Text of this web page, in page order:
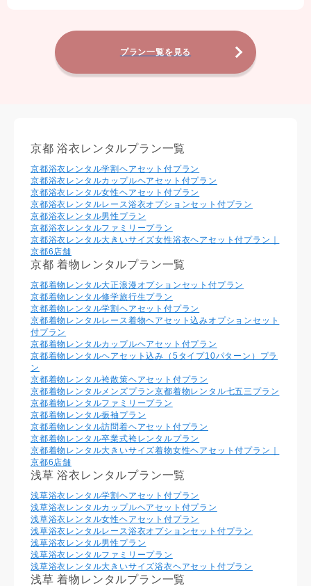
プラン一覧を見る
京都 浴衣レンタルプラン一覧
京都浴衣レンタル学割ヘアセット付プラン
京都浴衣レンタルカップルヘアセット付プラン
京都浴衣レンタル⼥性ヘアセット付プラン
京都浴衣レンタルレース浴衣オプションセット付プラン
京都浴衣レンタル男性プラン
京都浴衣レンタルファミリープラン
京都浴衣レンタル大きいサイズ女性浴衣ヘアセット付プラン｜
京都6店舗
京都 着物レンタルプラン一覧
京都着物レンタル大正浪漫オプションセット付プラン
京都着物レンタル修学旅行生プラン
京都着物レンタル学割ヘアセット付プラン
京都着物レンタルレース着物ヘアセット込みオプションセット
付プラン
京都着物レンタルカップルヘアセット付プラン
京都着物レンタルヘアセット込み（5タイプ10パターン）プラ
ン
京都着物レンタル袴散策ヘアセット付プラン
京都着物レンタルメンズプラン京都着物レンタル七五三プラン
京都着物レンタルファミリープラン
京都着物レンタル振袖プラン
京都着物レンタル訪問着ヘアセット付プラン
京都着物レンタル卒業式袴レンタルプラン
京都着物レンタル大きいサイズ着物女性ヘアセット付プラン｜
京都6店舗
浅草 浴衣レンタルプラン一覧
浅草浴衣レンタル学割ヘアセット付プラン
浅草浴衣レンタルカップルヘアセット付プラン
浅草浴衣レンタル⼥性ヘアセット付プラン
浅草浴衣レンタルレース浴衣オプションセット付プラン
浅草浴衣レンタル男性プラン
浅草浴衣レンタルファミリープラン
浅草浴衣レンタル大きいサイズ浴衣ヘアセット付プラン
浅草 着物レンタルプラン一覧